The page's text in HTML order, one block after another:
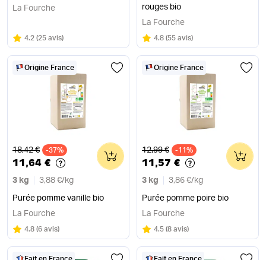
La Fourche
Note
4.2 sur 5
(25 avis)
rouges bio
La Fourche
Note
4.8 sur 5
(55 avis)
Origine France
Ancien prix
18,42 € -37%
11,64 €
3 kg 3,88 €/ kg
Purée pomme vanille bio
0
La Fourche
Note
4.8 sur 5
(6 avis)
Origine France
Ancien prix
12,99 € -11%
11,57 €
3 kg 3,86 €/ kg
Purée pomme poire bio
0
La Fourche
Note
4.5 sur 5
(8 avis)